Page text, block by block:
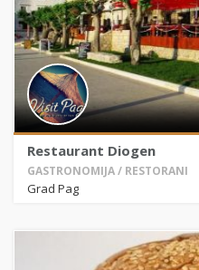
Restaurant Diogen
GASTRONOMIJA / RESTORANI
Grad Pag